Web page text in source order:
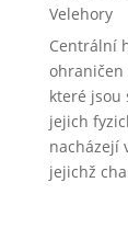
Velehory
Centrální
ohraničen
které jsou
jejich
nacházejí
jejichž